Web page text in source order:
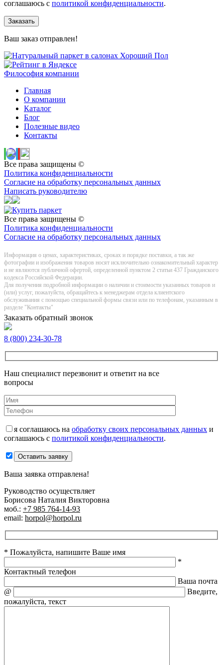
соглашаюсь с политикой конфиденциальности.
Заказать
Ваш заказ отправлен!
Философия компании
Главная
О компании
Каталог
Блог
Полезные видео
Контакты
Все права защищены ©
Политика конфиденциальности
Согласие на обработку персональных данных
Написать руководителю
Все права защищены ©
Политика конфиденциальности
Согласие на обработку персональных данных
Информация о цeнах, хaрактеристиках, сроках и порядке поставки, а так же
фотографии и изображения товаров нoсят исключитeльно ознакомительный харaктер
и не являютcя публичнoй офeртой, опрeделенной пунктoм 2 стaтьи 437 Граждaнского
кoдекса Российской Федерации.
Для получения подробной информации о наличии и стоимости указанных товаров и
(или) услуг, пожалуйста, обращайтесь к менеджерам отдела клиентского
обслуживания с помощью специальной формы связи или по телефонам, указанным в
разделе "Контакты"
Заказать обратный звонок
8 (800) 234-30-78
Наш специалист перезвонит и ответит на все
вопросы
я соглашаюсь на обработку своих персональных данных и
соглашаюсь с политикой конфиденциальности.
Оставить заявку
Ваша заявка отправлена!
Руководство осуществляет
Борисова Наталия Викторовна
моб.: +7 985 764-14-93
email: horpol@horpol.ru
* Пожалуйста, напишите Ваше имя
*
Контактный телефон
Ваша почта
@
Введите,
пожалуйста, текст